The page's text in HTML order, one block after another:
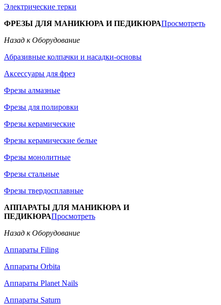
Электрические терки
ФРЕЗЫ ДЛЯ МАНИКЮРА И ПЕДИКЮРАПросмотреть
Назад к Оборудование
Абразивные колпачки и насадки-основы
Аксессуары для фрез
Фрезы алмазные
Фрезы для полировки
Фрезы керамические
Фрезы керамические белые
Фрезы монолитные
Фрезы стальные
Фрезы твердосплавные
АППАРАТЫ ДЛЯ МАНИКЮРА И
ПЕДИКЮРАПросмотреть
Назад к Оборудование
Аппараты Filing
Аппараты Orbita
Аппараты Planet Nails
Аппараты Saturn